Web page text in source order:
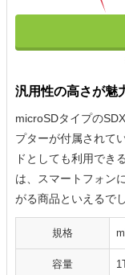
汎用性の高さが魅
microSDタイプの
プターが付属されて
ドとしても利用でき
は、スマートフォン
がる商品といえるで
規格
容量